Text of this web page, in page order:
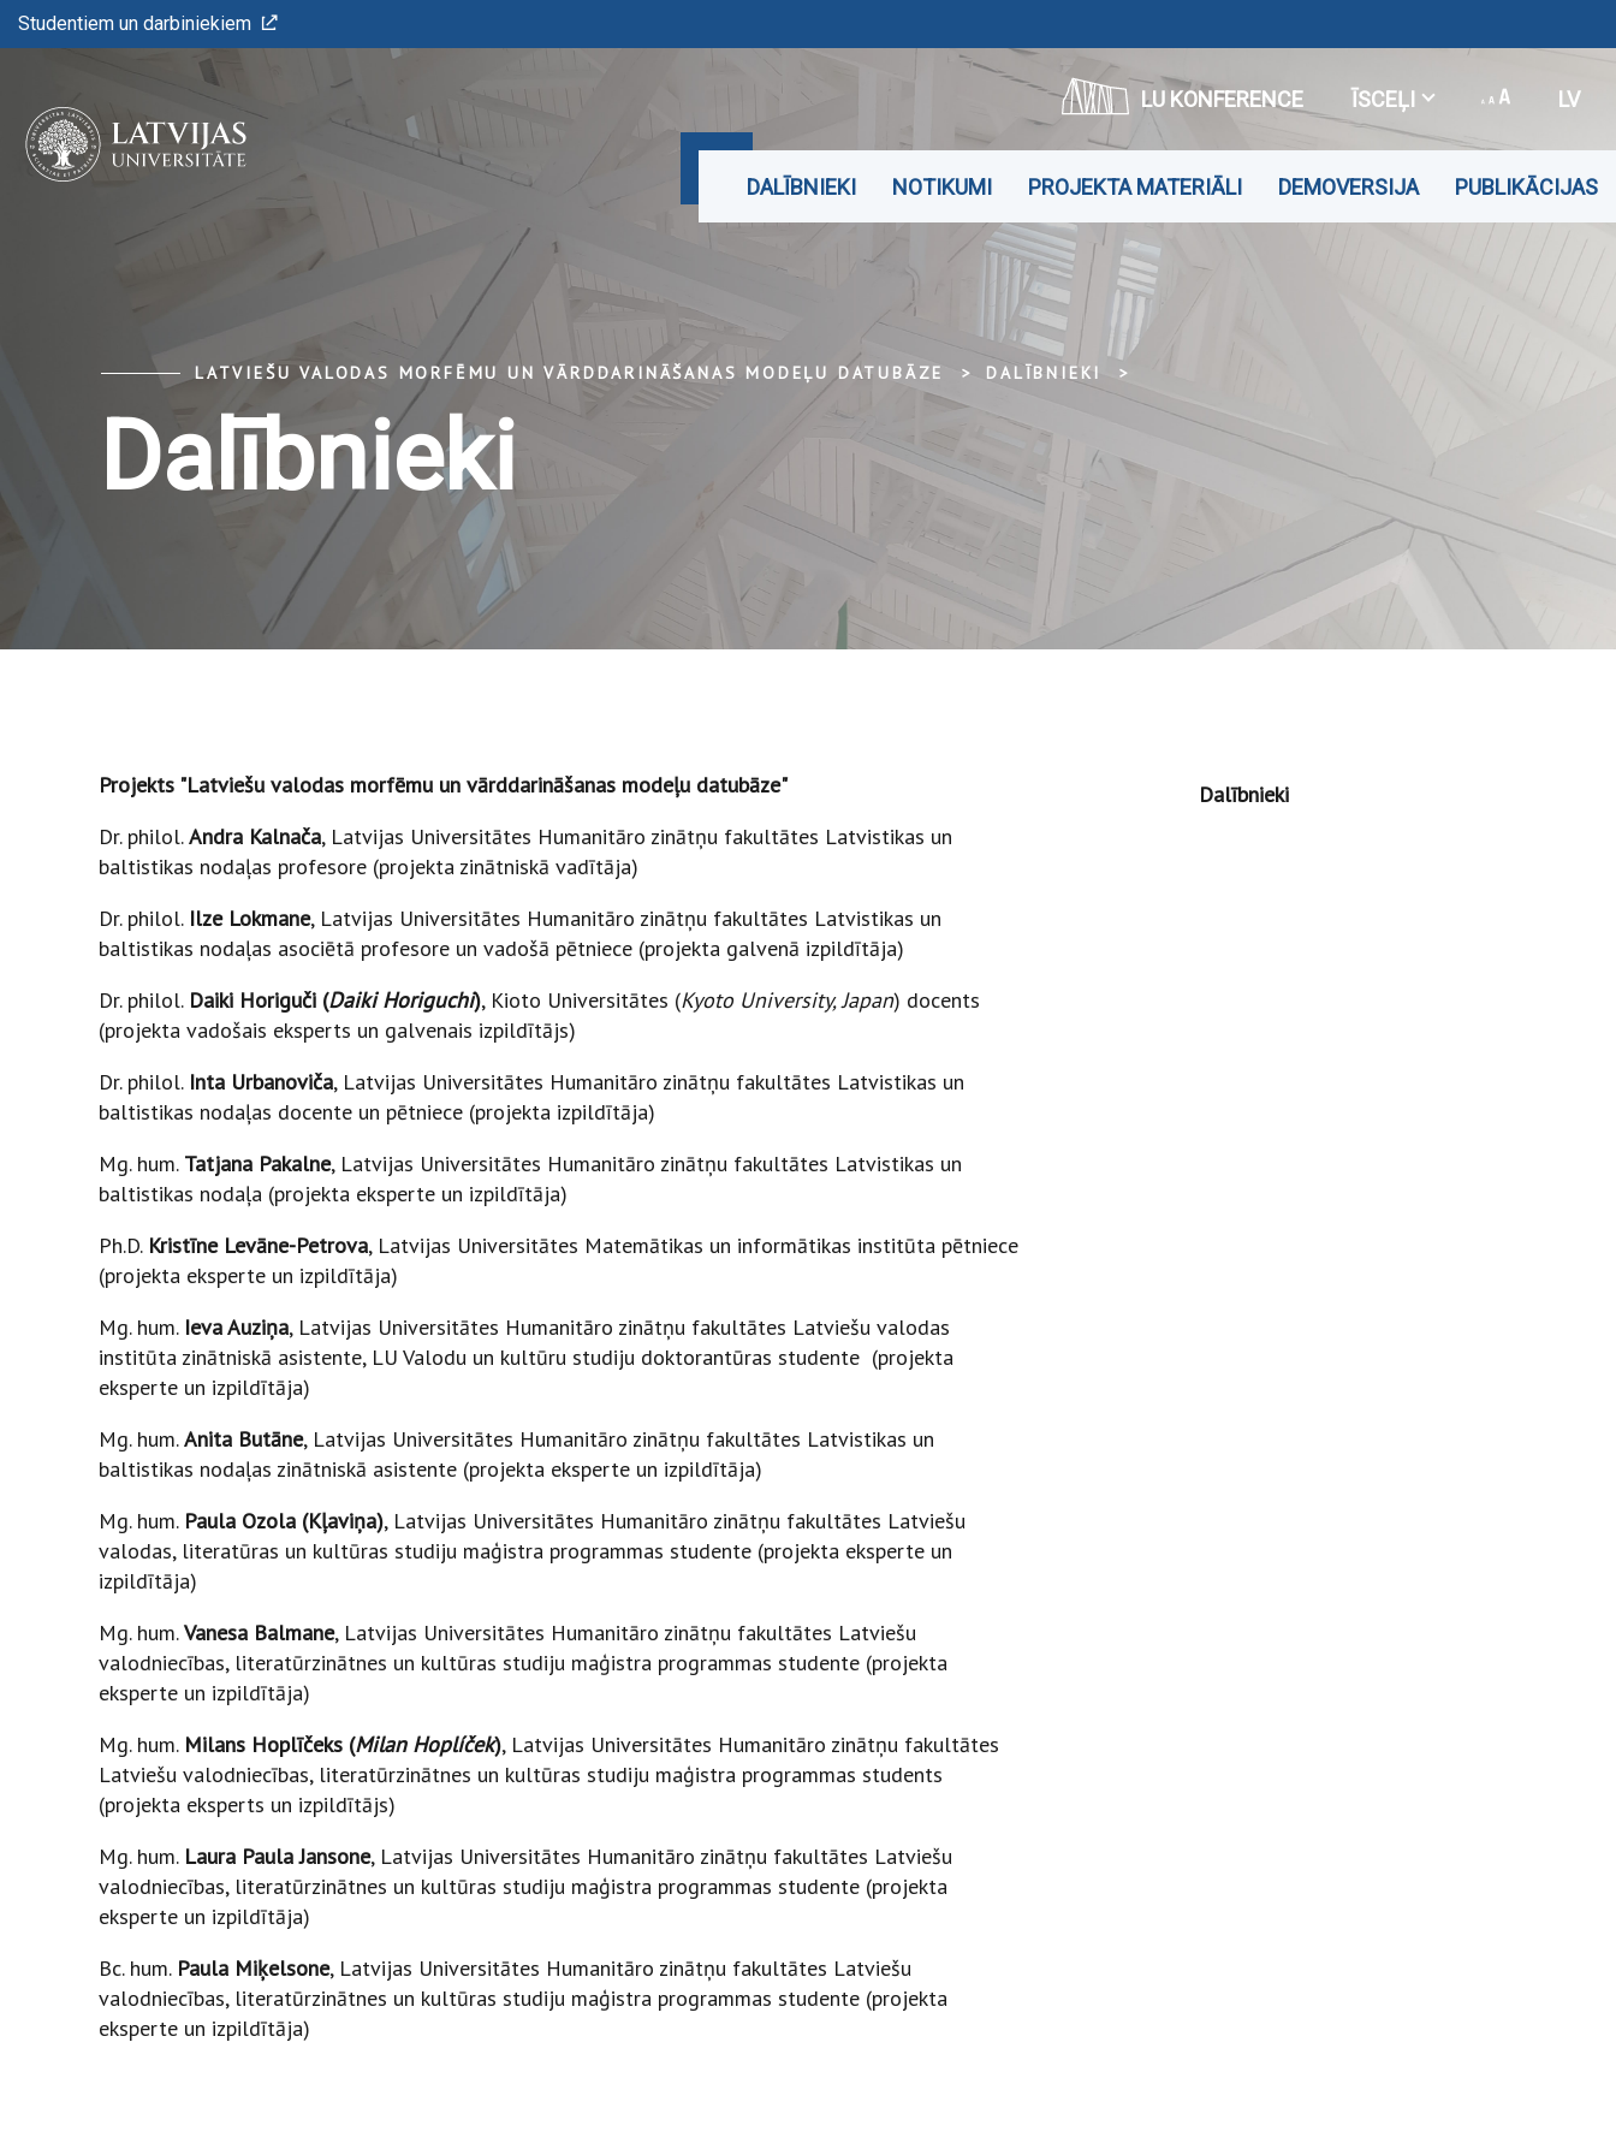
Studentiem un darbiniekiem
LU KONFERENCE ĪSCEĻI LV
DALĪBNIEKI NOTIKUMI PROJEKTA MATERIĀLI DEMOVERSIJA PUBLIKĀCIJAS
LATVIEŠU VALODAS MORFĒMU UN VĀRDDARINĀŠANAS MODEĻU DATUBĀZE DALĪBNIEKI
Dalībnieki
Projekts "Latviešu valodas morfēmu un vārddarināšanas modeļu datubāze"
Dr. philol.Andra Kalnača, Latvijas Universitātes Humanitāro zinātņu fakultātes Latvistikas un
baltistikas nodaļas profesore (projekta zinātniskā vadītāja)
Dr. philol. Ilze Lokmane, Latvijas Universitātes Humanitāro zinātņu fakultātes Latvistikas un
baltistikas nodaļas asociētā profesore un vadošā pētniece (projekta galvenā izpildītāja)
Dr. philol. Daiki Horiguči (Daiki Horiguchi), Kioto Universitātes (Kyoto University, Japan) docents
(projekta vadošais eksperts un galvenais izpildītājs)
Dr. philol. Inta Urbanoviča, Latvijas Universitātes Humanitāro zinātņu fakultātes Latvistikas un
baltistikas nodaļas docente un pētniece (projekta izpildītāja)
Mg. hum. Tatjana Pakalne, Latvijas Universitātes Humanitāro zinātņu fakultātes Latvistikas un
baltistikas nodaļa (projekta eksperte un izpildītāja)
Ph.D. Kristīne Levāne-Petrova, Latvijas Universitātes Matemātikas un informātikas institūta pētniece
(projekta eksperte un izpildītāja)
Mg. hum. Ieva Auziņa, Latvijas Universitātes Humanitāro zinātņu fakultātes Latviešu valodas
institūta zinātniskā asistente, LU Valodu un kultūru studiju doktorantūras studente (projekta
eksperte un izpildītāja)
Mg. hum.Anita Butāne, Latvijas Universitātes Humanitāro zinātņu fakultātes Latvistikas un
baltistikas nodaļas zinātniskā asistente (projekta eksperte un izpildītāja)
Mg. hum. Paula Ozola (Kļaviņa), Latvijas Universitātes Humanitāro zinātņu fakultātes Latviešu
valodas, literatūras un kultūras studiju maģistra programmas studente (projekta eksperte un
izpildītāja)
Mg. hum.Vanesa Balmane, Latvijas Universitātes Humanitāro zinātņu fakultātes Latviešu
valodniecības, literatūrzinātnes un kultūras studiju maģistra programmas studente (projekta
eksperte un izpildītāja)
Mg. hum. Milans Hoplīčeks (Milan Hoplíček), Latvijas Universitātes Humanitāro zinātņu fakultātes
Latviešu valodniecības, literatūrzinātnes un kultūras studiju maģistra programmas students
(projekta eksperts un izpildītājs)
Mg. hum. Laura Paula Jansone, Latvijas Universitātes Humanitāro zinātņu fakultātes Latviešu
valodniecības, literatūrzinātnes un kultūras studiju maģistra programmas studente (projekta
eksperte un izpildītāja)
Bc. hum. Paula Miķelsone, Latvijas Universitātes Humanitāro zinātņu fakultātes Latviešu
valodniecības, literatūrzinātnes un kultūras studiju maģistra programmas studente (projekta
eksperte un izpildītāja)
Dalībnieki